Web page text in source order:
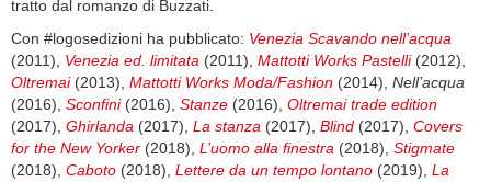
tratto dal romanzo di Buzzati.
Con #logosedizioni ha pubblicato: Venezia Scavando nell’acqua
(2011), Venezia ed. limitata (2011), Mattotti Works Pastelli(2012),
Oltremai (2013), Mattotti Works Moda/Fashion (2014), Nell’acqua
(2016), Sconfini (2016), Stanze (2016), Oltremai trade edition
(2017), Ghirlanda (2017), La stanza (2017), Blind (2017), Covers
for the New Yorker (2018), L’uomo alla finestra (2018), Stigmate
(2018), Caboto (2018), Lettere da un tempo lontano (2019), La